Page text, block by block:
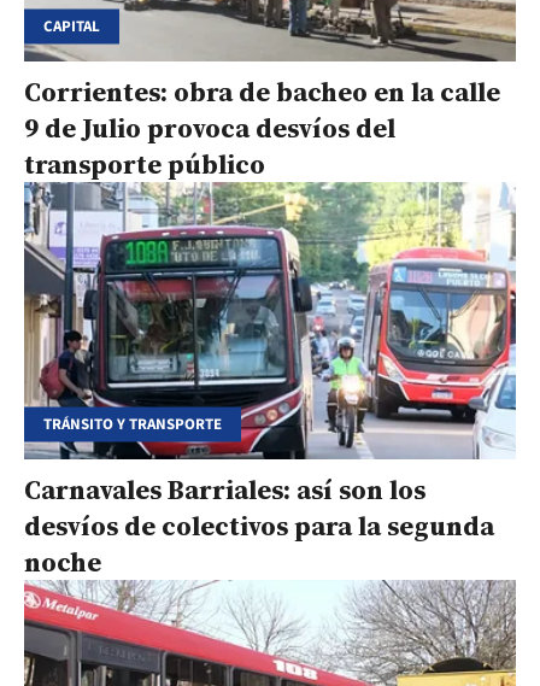
CAPITAL
Corrientes: obra de bacheo en la calle
9 de Julio provoca desvíos del
transporte público
TRÁNSITO Y TRANSPORTE
Carnavales Barriales: así son los
desvíos de colectivos para la segunda
noche